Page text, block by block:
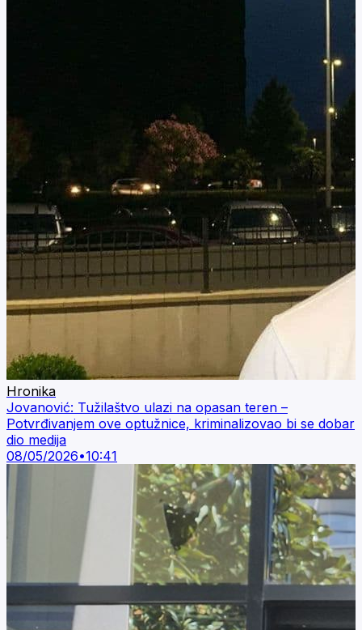
Hronika
Jovanović: Tužilaštvo ulazi na opasan teren –
Potvrđivanjem ove optužnice, kriminalizovao bi se dobar
dio medija
08/05/2026•10:41